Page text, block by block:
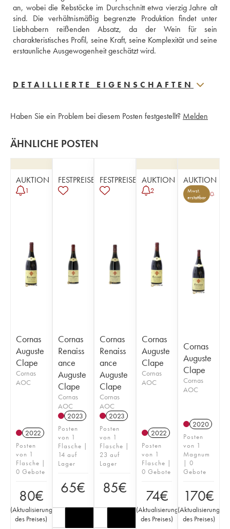
an, wobei die Rebstöcke im Durchschnitt etwa vierzig Jahre alt
sind. Die verhältnismäßig begrenzte Produktion findet unter
Liebhabern reißenden Absatz, da der Wein für sein
charakteristisches Profil, seine Kraft, seine Komplexität und seine
erstaunliche Ausgewogenheit geschätzt wird.
DETAILLIERTE EIGENSCHAFTEN
Haben Sie ein Problem bei diesem Posten festgestellt? Melden
ÄHNLICHE POSTEN
AUKTION
1
Cornas
Auguste
Clape
Cornas
AOC
2022
Posten
von 1
Flasche |
0 Gebote
80€
(Aktualisierung
des Preises)
FESTPREISE
Cornas
Renaiss
ance
Auguste
Clape
Cornas
AOC
2023
Posten
von 1
Flasche |
14 auf
Lager
65€
FESTPREISE
Cornas
Renaiss
ance
Auguste
Clape
Cornas
AOC
2023
Posten
von 1
Flasche |
23 auf
Lager
85€
AUKTION
2
Cornas
Auguste
Clape
Cornas
AOC
2022
Posten
von 1
Flasche |
0 Gebote
74€
(Aktualisierung
des Preises)
AUKTION
Mwst.
erstattbar
Cornas
Auguste
Clape
Cornas
AOC
2020
Posten
von 1
Magnum
| 0
Gebote
170€
(Aktualisierung
des Preises)